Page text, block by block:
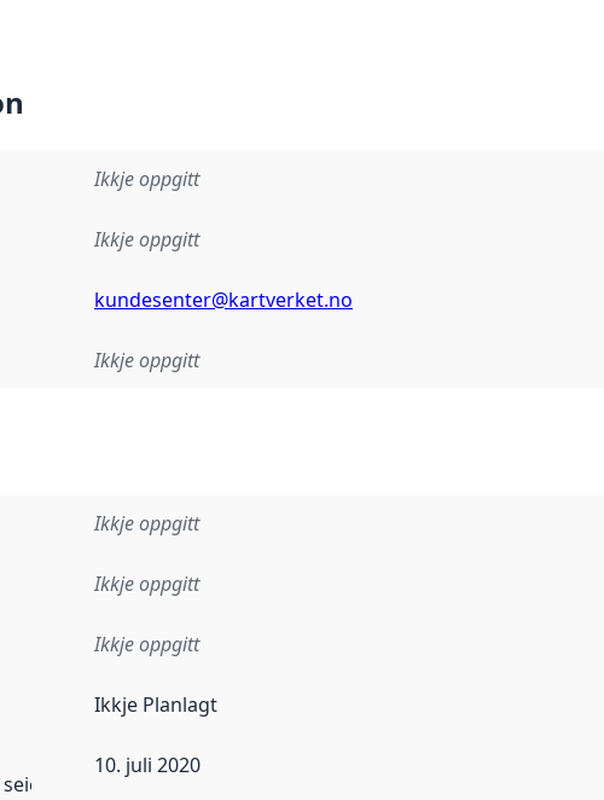
Ikkje oppgitt
Ikkje oppgitt
kundesenter@kartverket.no
Ikkje oppgitt
Ikkje oppgitt
Ikkje oppgitt
Ikkje oppgitt
Ikkje Planlagt
når dataa i dette datasettet først blei utgitt. Det kan ha
10. juli 2020